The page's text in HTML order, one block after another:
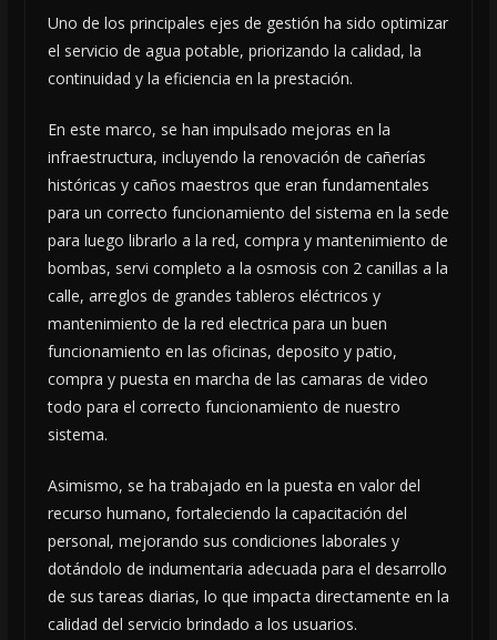
Uno de los principales ejes de gestión ha sido optimizar
el servicio de agua potable, priorizando la calidad, la
continuidad y la eficiencia en la prestación.
En este marco, se han impulsado mejoras en la
infraestructura, incluyendo la renovación de cañerías
históricas y caños maestros que eran fundamentales
para un correcto funcionamiento del sistema en la sede
para luego librarlo a la red, compra y mantenimiento de
bombas, servi completo a la osmosis con 2 canillas a la
calle, arreglos de grandes tableros eléctricos y
mantenimiento de la red electrica para un buen
funcionamiento en las oficinas, deposito y patio,
compra y puesta en marcha de las camaras de video
todo para el correcto funcionamiento de nuestro
sistema.
Asimismo, se ha trabajado en la puesta en valor del
recurso humano, fortaleciendo la capacitación del
personal, mejorando sus condiciones laborales y
dotándolo de indumentaria adecuada para el desarrollo
de sus tareas diarias, lo que impacta directamente en la
calidad del servicio brindado a los usuarios.